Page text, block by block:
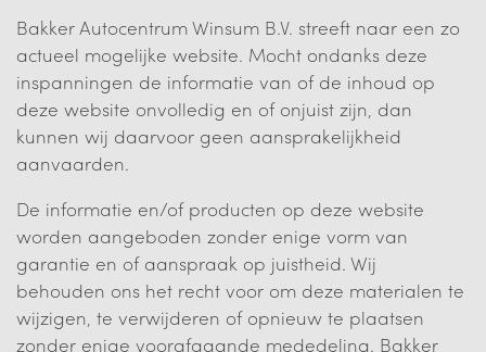
Bakker Autocentrum Winsum B.V. streeft naar een zo
actueel mogelijke website. Mocht ondanks deze
inspanningen de informatie van of de inhoud op
deze website onvolledig en of onjuist zijn, dan
kunnen wij daarvoor geen aansprakelijkheid
aanvaarden.
De informatie en/of producten op deze website
worden aangeboden zonder enige vorm van
garantie en of aanspraak op juistheid. Wij
behouden ons het recht voor om deze materialen te
wijzigen, te verwijderen of opnieuw te plaatsen
zonder enige voorafgaande mededeling. Bakker